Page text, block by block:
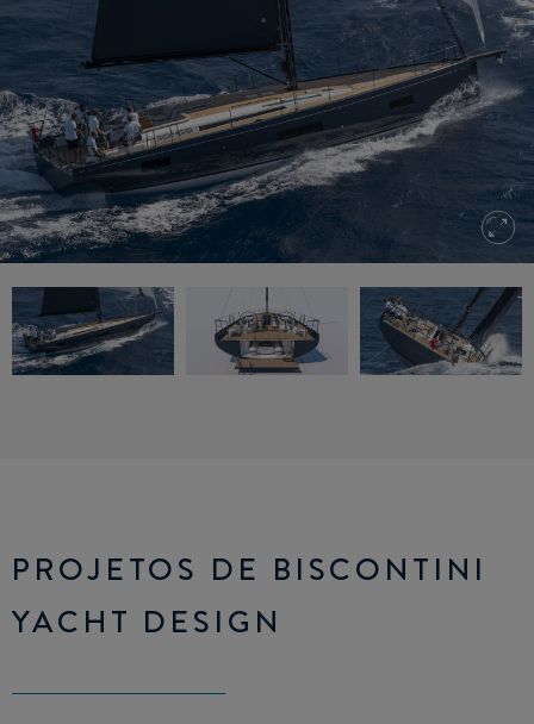
PROJETOS DE BISCONTINI
YACHT DESIGN